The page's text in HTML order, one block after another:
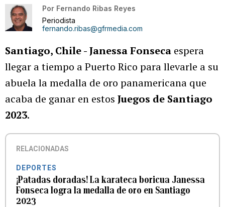
Por Fernando Ribas Reyes
Periodista
fernando.ribas@gfrmedia.com
Santiago, Chile - Janessa Fonseca espera
llegar a tiempo a Puerto Rico para llevarle a su
abuela la medalla de oro panamericana que
acaba de ganar en estos Juegos de Santiago
2023.
RELACIONADAS
DEPORTES
¡Patadas doradas! La karateca boricua Janessa
Fonseca logra la medalla de oro en Santiago
2023